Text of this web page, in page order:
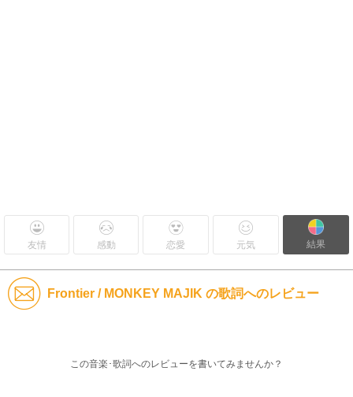
友情 感動 恋愛 元気 結果
Frontier / MONKEY MAJIK の歌詞へのレビュー
この音楽･歌詞へのレビューを書いてみませんか？